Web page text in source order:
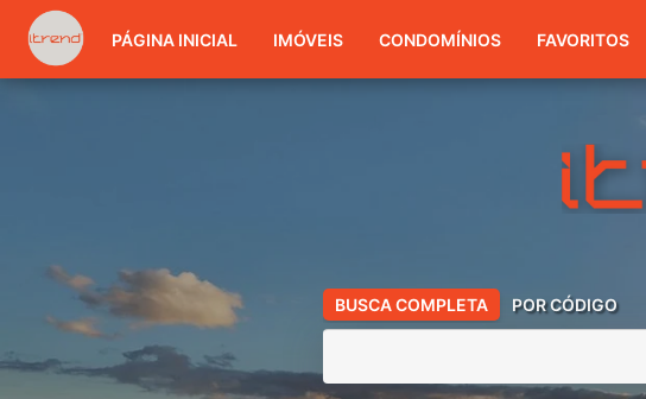
PÁGINA INICIAL IMÓVEIS CONDOMÍNIOS FAVORITOS
BUSCA COMPLETA POR CÓDIGO